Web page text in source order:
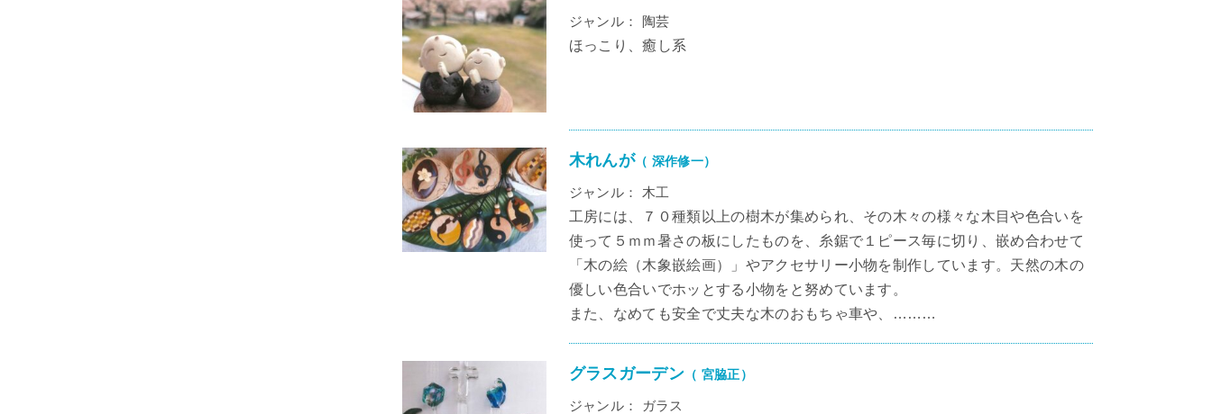
ジャンル： 陶芸
ほっこり、癒し系
木れんが（ 深作修一）
ジャンル： 木工
工房には、７０種類以上の樹木が集められ、その木々の様々な木目や色合いを
使って５ｍｍ暑さの板にしたものを、糸鋸で１ピース毎に切り、嵌め合わせて
「木の絵（木象嵌絵画）」やアクセサリー小物を制作しています。天然の木の
優しい色合いでホッとする小物をと努めています。
また、なめても安全で丈夫な木のおもちゃ車や、………
グラスガーデン （ 宮脇正）
ジャンル： ガラス